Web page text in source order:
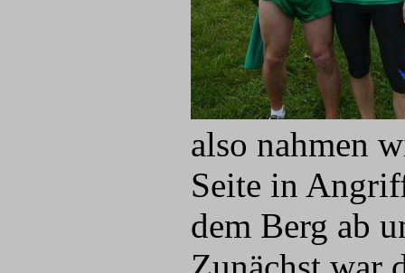
also nahmen
Seite in
dem Berg ab